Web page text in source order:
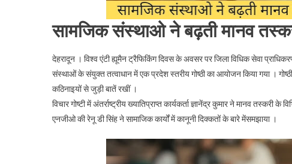
प्रदेश
स्तरीय
विचार
।।
Web
सामजिक संस्थाओ ने बढ़ती मानव
देहरादून । विश्व एंटी ह्यूमैन ट्रैफिकिंग दिवस के अवसर पर जिला विधिक सेवा
संस्थाओं के संयुक्त तत्वाधान में एक प्रदेश स्तरीय गोष्ठी का आयोजन किया गया ।
कठिनाइयों से जुड़ी बातें रखीं ।
विचार गोष्टी में अंतर्राष्ट्रीय ख्यातिप्राप्त कार्यकर्ता ज्ञानेंद्र कुमार ने मानव
एनजीओ की रेनू डी सिंह ने सामाजिक कार्यों में कानूनी दिक्कतों के बारे मेंसमझाया ।